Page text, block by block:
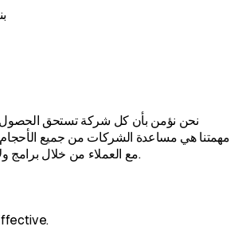
نحن نؤمن بأن كل شركة تستحق الحصول
مهمتنا هي مساعدة الشركات من جميع الأحجام
مع العملاء من خلال برامج ولاء رقمية بسيطة وقوية.